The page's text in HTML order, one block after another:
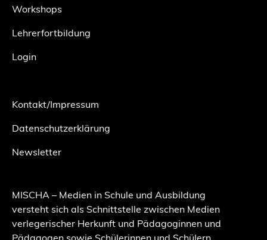
Workshops
Lehrerfortbildung
Login
Kontakt/Impressum
Datenschutzerklärung
Newsletter
MISCHA – Medien in Schule und Ausbildung
versteht sich als Schnittstelle zwischen Medien
verlegerischer Herkunft und Pädagoginnen und